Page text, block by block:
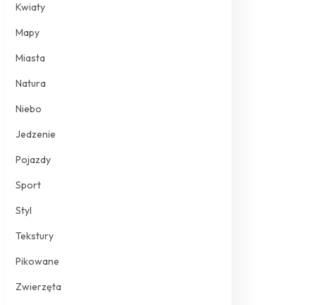
Kwiaty
Mapy
Miasta
Natura
Niebo
Jedzenie
Pojazdy
Sport
Styl
Tekstury
Pikowane
Zwierzęta